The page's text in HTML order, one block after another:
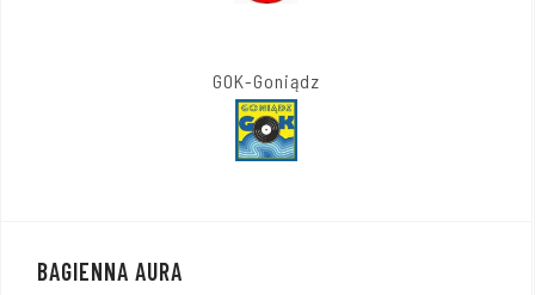
GOK-Goniądz
BAGIENNA AURA